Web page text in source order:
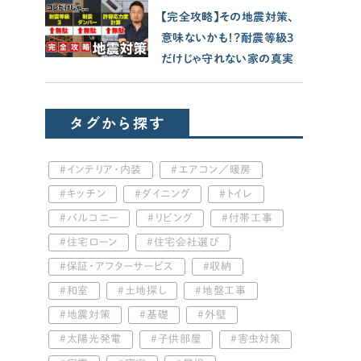
【完全攻略】その地震対策、
意味ないかも！？耐震等級3
だけじゃ守れない家の真実
タグから探す
インテリア・内装 エアコン／暖房
キッチン ダイニング トイレ
バルコニー リビング 付帯工事
住宅ローン 住宅会社選び
保証・アフターサービス 収納
和室 土地探し 地盤工事
地震対策 基礎 外壁
太陽光発電 子供部屋 害虫対策